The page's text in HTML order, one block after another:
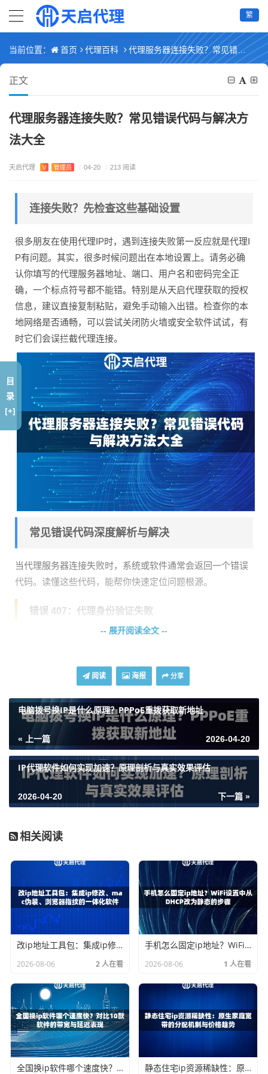
繁
当前位置： 首页 代理百科 代理服务器连接失败？常见错误代码与解决方法大全
正文
代理服务器连接失败？常见错误代码与解决方
法大全
天启代理 V 管理员 / 04-20 / 213 阅读
连接失败？先检查这些基础设置
很多朋友在使用代理IP时，遇到连接失败第一反应就是代理I
P有问题。其实，很多时候问题出在本地设置上。请务必确
认你填写的代理服务器地址、端口、用户名和密码完全正
确，一个标点符号都不能错。特别是从天启代理获取的授权
信息，建议直接复制粘贴，避免手动输入出错。检查你的本
地网络是否通畅，可以尝试关闭防火墙或安全软件试试，有
时它们会误拦截代理连接。
常见错误代码深度解析与解决
当代理服务器连接失败时，系统或软件通常会返回一个错误
代码。读懂这些代码，能帮你快速定位问题根源。
错误 407：代理身份验证失败
1.核对账号密码：仔细检查从天启代理获取的账号密码是否
输入正确，注意大小写。 2.检查认证方式：确保你的软件或
代码中设置的认证方式与代理服务要求一致。天启代理支持
终端IP授权和账号密码授权两种方式，你需要根据购买的服
务类型正确选择。 3.IP授权白名单：如果你使用的是天启代
理的终端IP授权模式，请务必在用户中心将你的本地公网IP
地址添加到白名单中。如果你的本地IP发生变化，也需要及
错误 502/503：错误的网关或服务不可用
这类错误通常指向代理服务器本身或网络链路问题。
1.代理服务器过载或维护：可能是当前使用该代理节点的用
户过多，导致服务器暂时无法响应。可以等待片刻再试，或
更换一个天启代理提供的其他节点IP。 2. 网络波动：你的本
地网络到代理服务器之间的网络出现暂时性波动。可以尝试p
ing一下代理服务器的地址，看是否存在高延迟或丢包。 3.
如果你使用的是天启代理的短效动态IP，可以尝试获取一个
新的IP地址来重试。天启代理全国200+城市节点和自建机房
纯净网络的优势，在这种情况下能提供更多选择。
错误 403：禁止访问
-- 展开阅读全文 --
阅读 海报 分享
电脑拨号换IP是什么原理？PPPoE重拨获取新地址
« 上一篇 2026-04-20
IP代理软件如何实现加速？原理剖析与真实效果评估
下一篇 »
2026-04-20
相关阅读
改ip地址工具包：集成ip修改、mac伪装、浏览器指纹的一体化软件
2026-08-06 2 人在看
手机怎么固定ip地址？WiFi设置中从DHCP改为静态的步骤
2026-08-06 1 人在看
全国换ip软件哪个速度快？对比10款软件的带宽与延迟表现 静态住宅ip资源稀缺性：原生家庭宽带的分配机制与价格趋势
目
录
[+]